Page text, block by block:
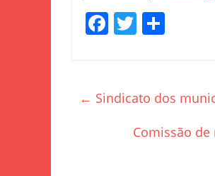
F
e
T
er e
← Sindicato dos
Comissão